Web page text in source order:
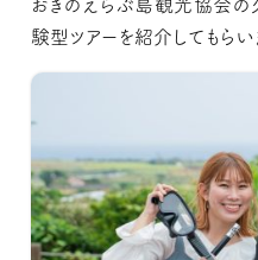
おきのえらぶ島観光協会の
験型ツアーを紹介してもらい